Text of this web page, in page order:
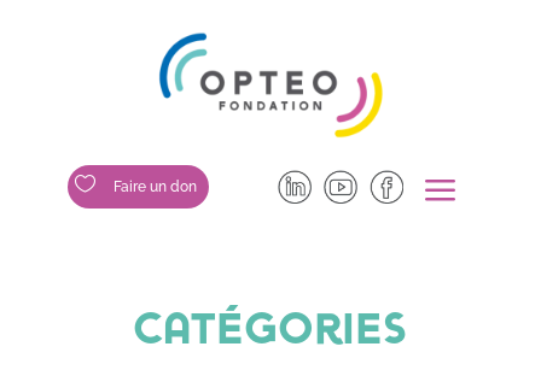
 Faire un don a
Catégories